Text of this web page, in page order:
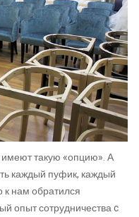
такую «опцию». А
каждый пуфик, каждый
к нам обратился
опыт сотрудничества c